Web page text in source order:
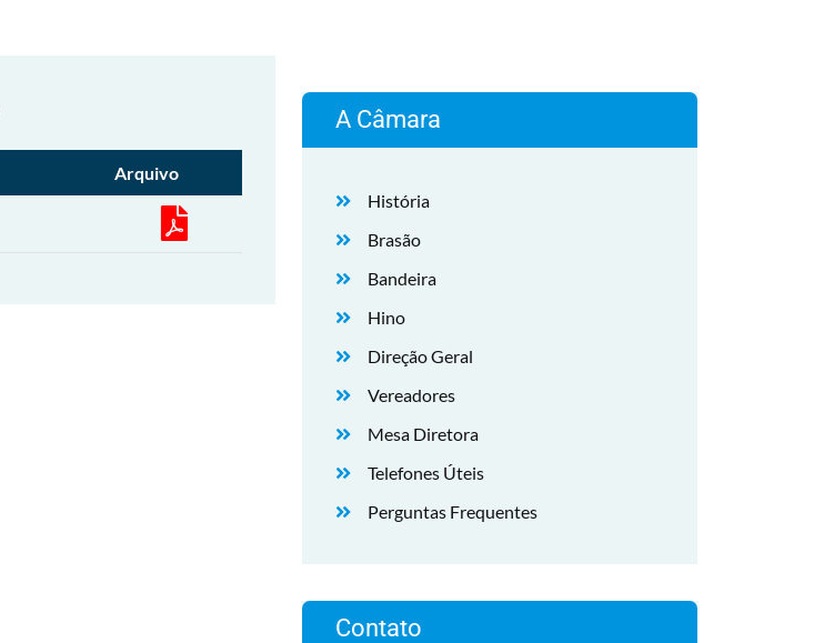
Arquivo
A Câmara
História
Brasão
Bandeira
Hino
Direção Geral
Vereadores
Mesa Diretora
Telefones Úteis
Perguntas Frequentes
Contato